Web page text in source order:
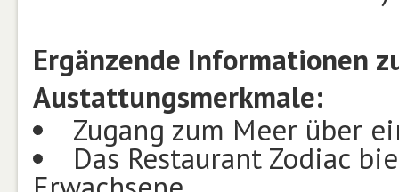
Ergänzende Informationen
Austattungsmerkmale:
Zugang zum Meer über
Das Restaurant Zodiac